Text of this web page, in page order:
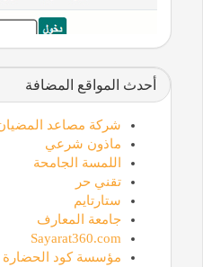
أحدث المواقع المضافة
شركة مصاعد
ماذون شرعي
اللمسة الجامحة
تقني حر
ستارتايم
جامعة المعارف
Sayarat360.com
مؤسسة كود الحضارة